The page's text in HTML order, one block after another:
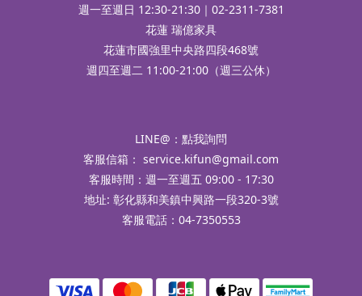
週一至週日 12:30-21:30｜02-2311-7381
花蓮 瑞億家具
花蓮市國強里中央路四段468號
週四至週二 11:00-21:00（週三公休）
LINE@： 點我詢問
客服信箱： service.kifun@gmail.com
客服時間：週一至週五 09:00 - 17:30
地址: 彰化縣和美鎮中興路一段320-3號
客服電話：04-7350553